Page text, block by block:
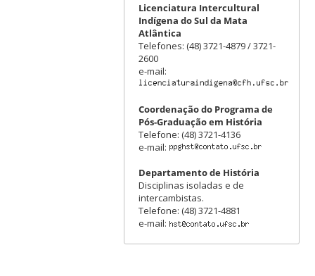
Licenciatura Intercultural
Indígena do Sul da Mata
Atlântica
Telefones: (48) 3721-4879 / 3721-
2600
e-mail:
Coordenação do Programa de
Pós-Graduação em História
Telefone: (48) 3721-4136
e-mail:
Departamento de História
Disciplinas isoladas e de
intercambistas.
Telefone: (48) 3721-4881
e-mail: